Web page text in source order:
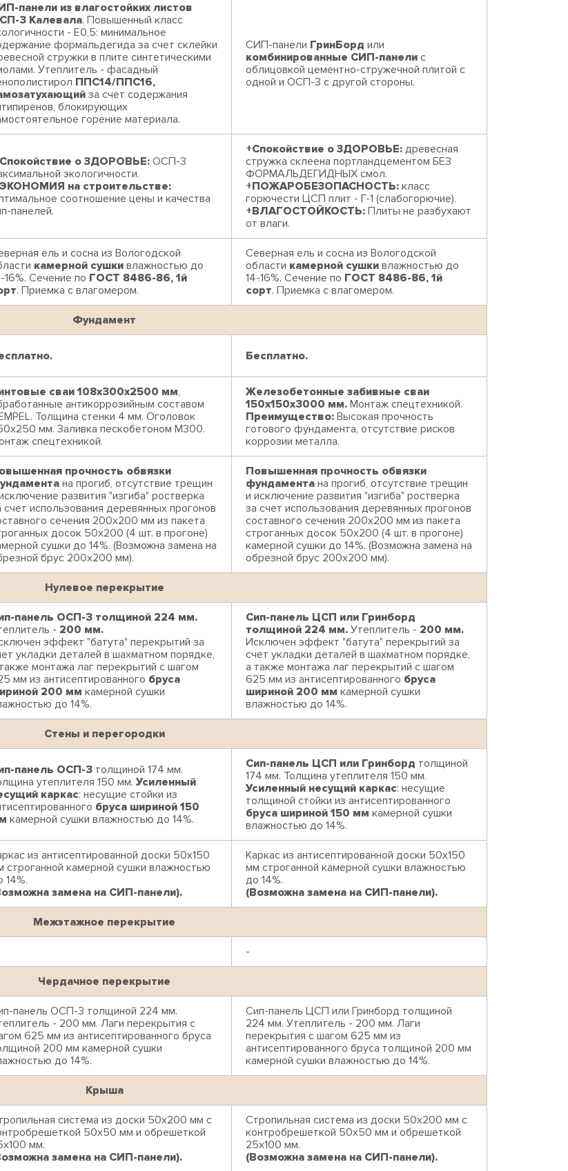
панели из влагостойких листов
3 Калевала. Повышенный класс
- Е0,5: минимальное
формальдегида за счет склейки
стружки в плите синтетическими
Утеплитель - фасадный
ППС14/ППС16,
за счет содержания
блокирующих
горение материала.
СИП-панели ГринБорд или
комбинированные СИП-панели с
облицовкой цементно-стружечной плитой с
одной и ОСП-3 с другой стороны.
о ЗДОРОВЬЕ: ОСП-3
экологичности.
на строительстве:
соотношение цены и качества
панелей.
+Спокойствие о ЗДОРОВЬЕ: древесная
стружка склеена портландцементом БЕЗ
ФОРМАЛЬДЕГИДНЫХ смол.
+ПОЖАРОБЕЗОПАСНОСТЬ: класс
горючести ЦСП плит - Г-1 (слабогорючие).
+ВЛАГОСТОЙКОСТЬ: Плиты не разбухают
от влаги.
ель и сосна из Вологодской
камерной сушки влажностью до
16%. Сечение по ГОСТ 8486-86, 1й
. Приемка с влагомером.
Северная ель и сосна из Вологодской
области камерной сушки влажностью до
14-16%. Сечение по ГОСТ 8486-86, 1й
сорт. Приемка с влагомером.
Фундамент
Бесплатно.
сваи 108x300x2500 мм,
антикоррозийным составом
Толщина стенки 4 мм. Оголовок
мм. Заливка пескобетоном М300.
спецтехникой.
Железобетонные забивные сваи
150х150х3000 мм. Монтаж спецтехникой.
Преимущество: Высокая прочность
готового фундамента, отсутствие рисков
коррозии металла.
прочность обвязки
на прогиб, отсутствие трещин
развития "изгиба" ростверка
счет использования деревянных прогонов
сечения 200х200 мм из пакета
досок 50х200 (4 шт. в прогоне)
сушки до 14%. (Возможна замена на
брус 200х200 мм).
Повышенная прочность обвязки
фундамента на прогиб, отсутствие трещин
и исключение развития "изгиба" ростверка
за счет использования деревянных прогонов
составного сечения 200х200 мм из пакета
строганных досок 50х200 (4 шт. в прогоне)
камерной сушки до 14%. (Возможна замена на
обрезной брус 200х200 мм).
Нулевое перекрытие
панель ОСП-3 толщиной 224 мм.
- 200 мм.
эффект "батута" перекрытий за
укладки деталей в шахматном порядке,
монтажа лаг перекрытий с шагом
мм из антисептированного бруса
200 мм камерной сушки
до 14%.
Сип-панель ЦСП или Гринборд
толщиной 224 мм. Утеплитель - 200 мм.
Исключен эффект "батута" перекрытий за
счет укладки деталей в шахматном порядке,
а также монтажа лаг перекрытий с шагом
625 мм из антисептированного бруса
шириной 200 мм камерной сушки
влажностью до 14%.
Стены и перегородки
панель ОСП-3 толщиной 174 мм.
утеплителя 150 мм. Усиленный
каркас: несущие стойки из
бруса шириной 150
камерной сушки влажностью до 14%.
Сип-панель ЦСП или Гринборд толщиной
174 мм. Толщина утеплителя 150 мм.
Усиленный несущий каркас: несущие
толщиной стойки из антисептированного
бруса шириной 150 мм камерной сушки
влажностью до 14%.
из антисептированной доски 50х150
строганной камерной сушки влажностью
14%.
замена на СИП-панели).
Каркас из антисептированной доски 50х150
мм строганной камерной сушки влажностью
до 14%.
(Возможна замена на СИП-панели).
Межэтажное перекрытие
-
Чердачное перекрытие
панель ОСП-3 толщиной 224 мм.
- 200 мм. Лаги перекрытия с
625 мм из антисептированного бруса
200 мм камерной сушки
до 14%.
Сип-панель ЦСП или Гринборд толщиной
224 мм. Утеплитель - 200 мм. Лаги
перекрытия с шагом 625 мм из
антисептированного бруса толщиной 200 мм
камерной сушки влажностью до 14%.
Крыша
система из доски 50х200 мм с
50х50 мм и обрешеткой
мм.
замена на СИП-панели).
Стропильная система из доски 50х200 мм с
контробрешеткой 50х50 мм и обрешеткой
25х100 мм.
(Возможна замена на СИП-панели).